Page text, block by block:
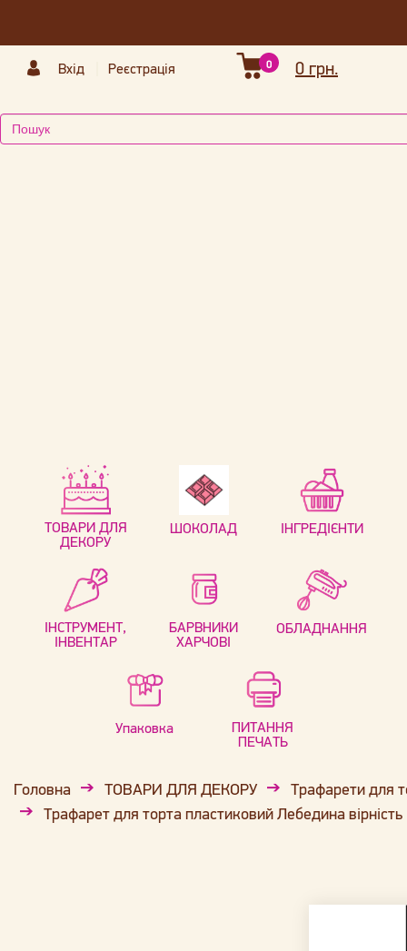
Вхід Реєстрація 0 грн.
0
ТОВАРИ ДЛЯ
ДЕКОРУ
ШОКОЛАД ІНГРЕДІЄНТИ
ІНСТРУМЕНТ,
ІНВЕНТАР
БАРВНИКИ
ХАРЧОВІ
ОБЛАДНАННЯ
Упаковка
ПИТАННЯ
ПЕЧАТЬ
Головна ТОВАРИ ДЛЯ ДЕКОРУ
Трафарети для
Трафарет для торта пластиковий Лебедина вірність